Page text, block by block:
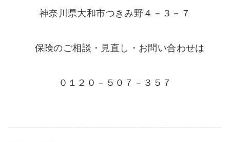
神奈川県大和市つきみ野４－３－７
保険のご相談・見直し・お問い合わせは
０１２０－５０７－３５７